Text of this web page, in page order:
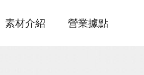
素材介紹 營業據點